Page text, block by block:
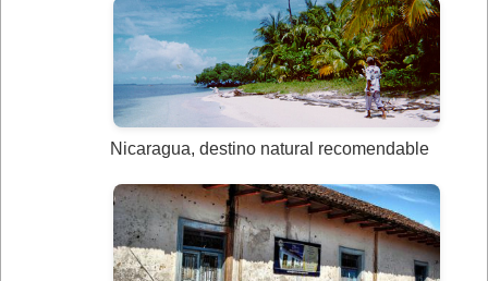
Nicaragua, destino natural recomendable